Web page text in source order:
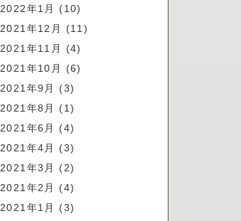
2022年1月
(10)
2021年12月
(11)
2021年11月
(4)
2021年10月
(6)
2021年9月
(3)
2021年8月
(1)
2021年6月
(4)
2021年4月
(3)
2021年3月
(2)
2021年2月
(4)
2021年1月
(3)